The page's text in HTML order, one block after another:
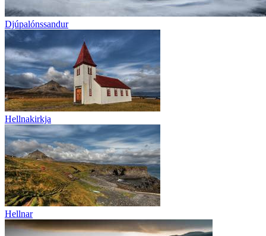
Djúpalónssandur
Hellnakirkja
Hellnar